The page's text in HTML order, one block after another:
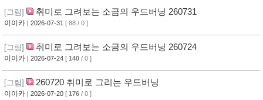
[그림] 취미로 그려보는 소금의 우드버닝 260731
이이카 | 2026-07-31 [ 88 / 0 ]
[그림] 취미로 그려보는 소금의 우드버닝 260724
이이카 | 2026-07-24 [ 140 / 0 ]
[그림] 260720 취미로 그리는 우드버닝
이이카 | 2026-07-20 [ 176 / 0 ]